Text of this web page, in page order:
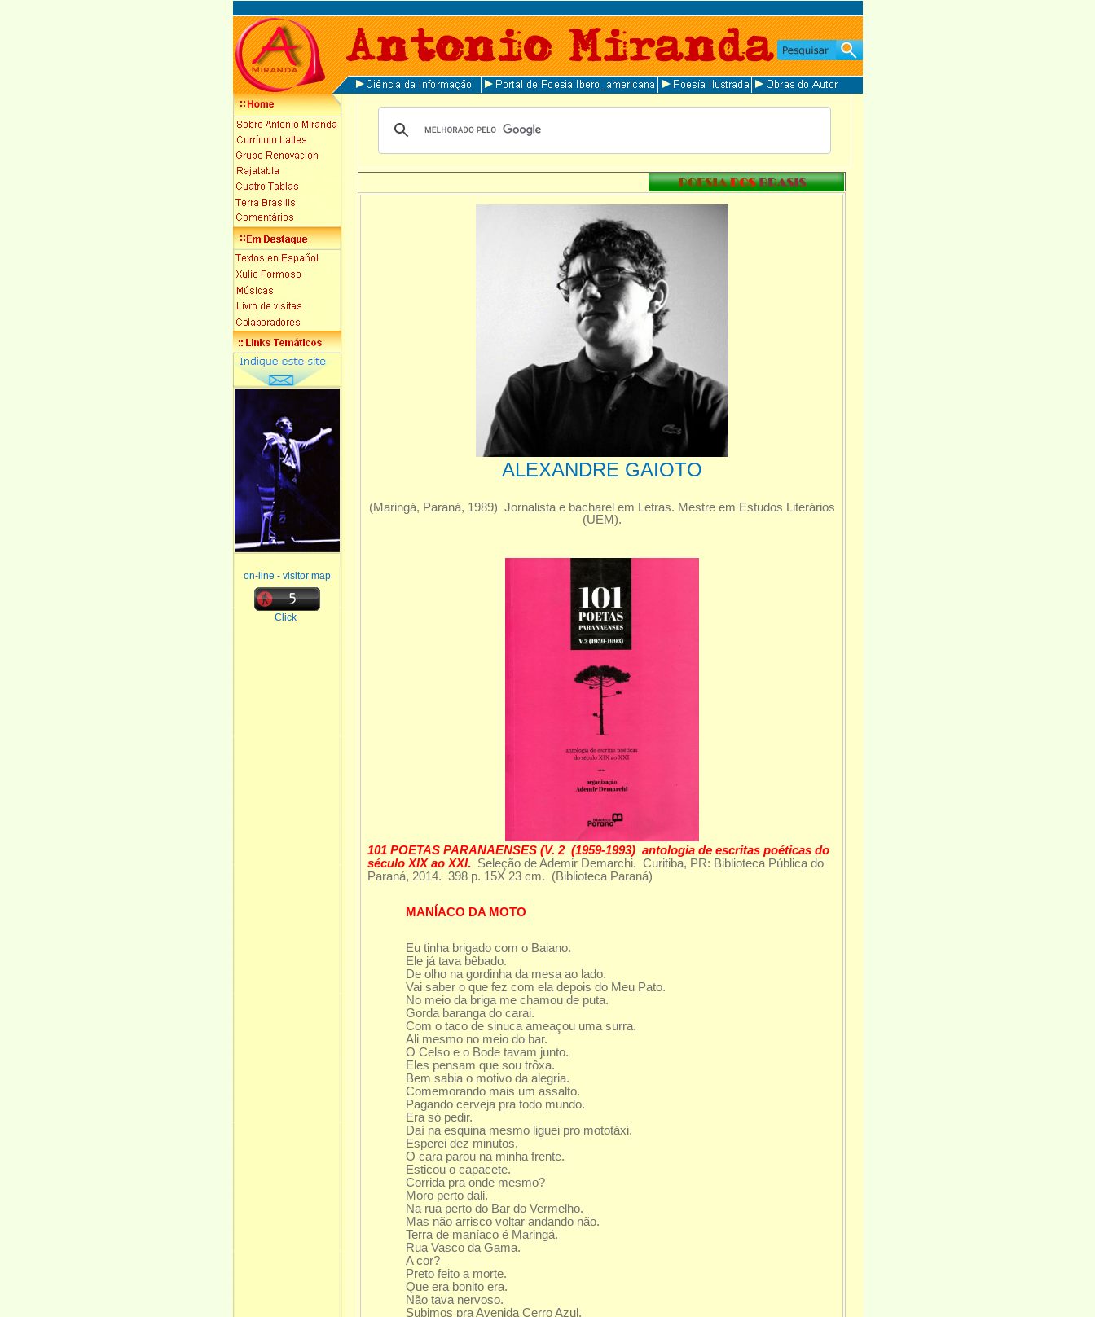
on-line - visitor map
Click
ALEXANDRE GAIOTO
(Maringá, Paraná, 1989) Jornalista e bacharel em Letras. Mestre em Estudos Literários
(UEM).
101 POETAS PARANAENSES (V. 2 (1959-1993) antologia de escritas poéticas do
século XIX ao XXI. Seleção de Ademir Demarchi. Curitiba, PR: Biblioteca Pública do
Paraná, 2014. 398 p. 15X 23 cm. (Biblioteca Paraná)
MANÍACO DA MOTO
Eu tinha brigado com o Baiano.
Ele já tava bêbado.
De olho na gordinha da mesa ao lado.
Vai saber o que fez com ela depois do Meu Pato.
No meio da briga me chamou de puta.
Gorda baranga do carai.
Com o taco de sinuca ameaçou uma surra.
Ali mesmo no meio do bar.
O Celso e o Bode tavam junto.
Eles pensam que sou trôxa.
Bem sabia o motivo da alegria.
Comemorando mais um assalto.
Pagando cerveja pra todo mundo.
Era só pedir.
Daí na esquina mesmo liguei pro mototáxi.
Esperei dez minutos.
O cara parou na minha frente.
Esticou o capacete.
Corrida pra onde mesmo?
Moro perto dali.
Na rua perto do Bar do Vermelho.
Mas não arrisco voltar andando não.
Terra de maníaco é Maringá.
Rua Vasco da Gama.
A cor?
Preto feito a morte.
Que era bonito era.
Não tava nervoso.
Subimos pra Avenida Cerro Azul.